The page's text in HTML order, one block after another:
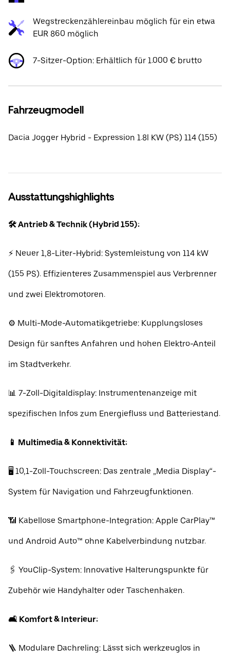
Wegstreckenzählereinbau möglich für ein etwa
EUR 860 möglich
7-Sitzer-Option: Erhältlich für 1.000 € brutto
Fahrzeugmodell
Dacia Jogger Hybrid - Expression 1.8l KW (PS) 114 (155)
Ausstattungshighlights
🛠️ Antrieb & Technik (Hybrid 155):
⚡ Neuer 1,8-Liter-Hybrid: Systemleistung von 114 kW
(155 PS). Effizienteres Zusammenspiel aus Verbrenner
und zwei Elektromotoren.
⚙️ Multi-Mode-Automatikgetriebe: Kupplungsloses
Design für sanftes Anfahren und hohen Elektro-Anteil
im Stadtverkehr.
📊 7-Zoll-Digitaldisplay: Instrumentenanzeige mit
spezifischen Infos zum Energiefluss und Batteriestand.
📱 Multimedia & Konnektivität:
🖥️ 10,1-Zoll-Touchscreen: Das zentrale „Media Display“-
System für Navigation und Fahrzeugfunktionen.
📶 Kabellose Smartphone-Integration: Apple CarPlay™
und Android Auto™ ohne Kabelverbindung nutzbar.
🖇️ YouClip-System: Innovative Halterungspunkte für
Zubehör wie Handyhalter oder Taschenhaken.
🛋️ Komfort & Interieur:
🪜 Modulare Dachreling: Lässt sich werkzeuglos in